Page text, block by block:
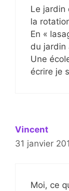
Le jardin
la
En «
du jardin
Une
écrire je
Vincent
31 janvier
Moi, ce